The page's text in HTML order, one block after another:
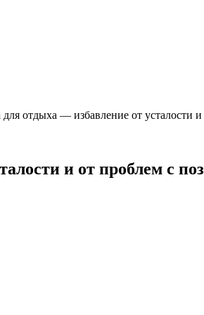
для отдыха — избавление от усталости
и от проблем с